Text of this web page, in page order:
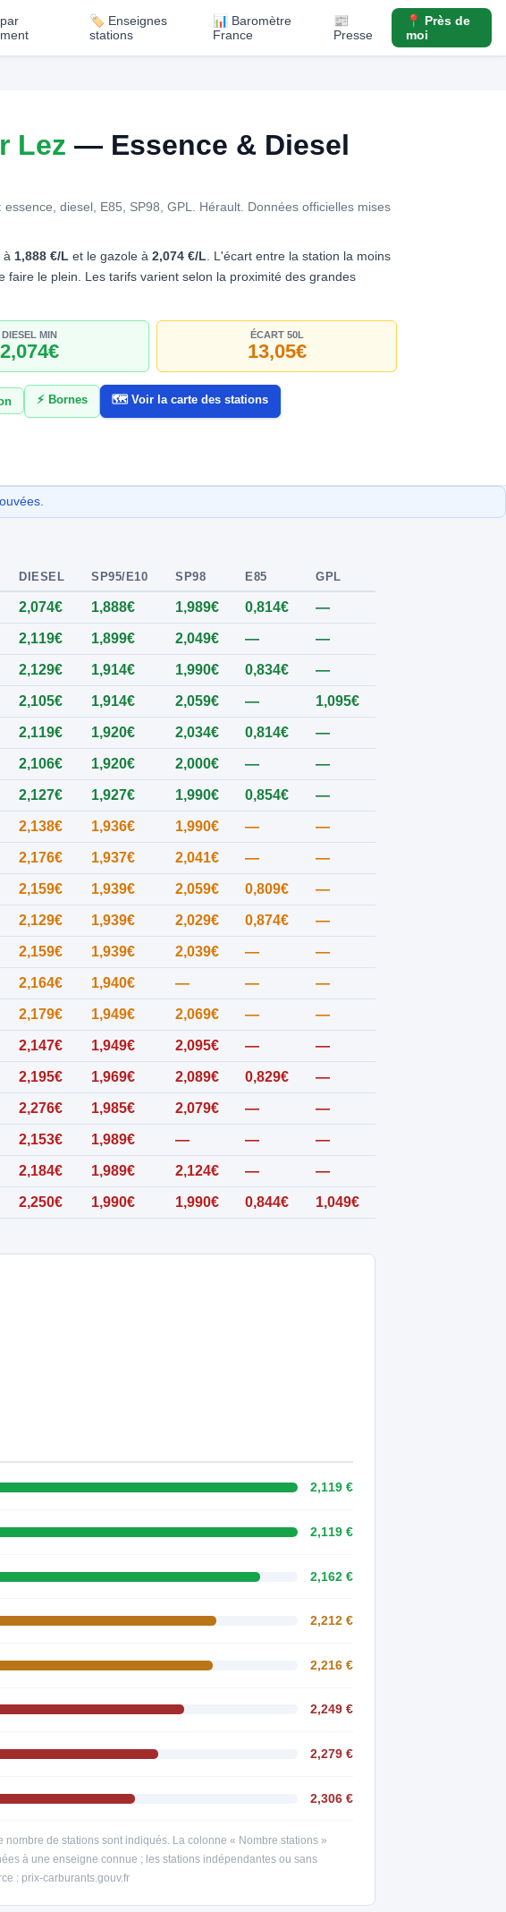
🏷️ Enseignes
stations
📊 Baromètre
France
📰
Presse
📍 Près de
moi
Lez — Essence & Diesel
diesel, E85, SP98, GPL. Hérault. Données officielles mises
à 1,888 €/L et le gazole à 2,074 €/L . L'écart entre la station la moins
le plein. Les tarifs varient selon la proximité des grandes
DIESEL MIN
2,074€
ÉCART 50L
13,05€
⚡ Bornes 🗺️ Voir la carte des stations
DIESEL SP95/E10 SP98 E85 GPL
2,074€ 1,888€ 1,989€ 0,814€ —
2,119€ 1,899€ 2,049€ — —
2,129€ 1,914€ 1,990€ 0,834€ —
2,105€ 1,914€ 2,059€ — 1,095€
2,119€ 1,920€ 2,034€ 0,814€ —
2,106€ 1,920€ 2,000€ — —
2,127€ 1,927€ 1,990€ 0,854€ —
2,138€ 1,936€ 1,990€ — —
2,176€ 1,937€ 2,041€ — —
2,159€ 1,939€ 2,059€ 0,809€ —
2,129€ 1,939€ 2,029€ 0,874€ —
2,159€ 1,939€ 2,039€ — —
2,164€ 1,940€ — — —
2,179€ 1,949€ 2,069€ — —
2,147€ 1,949€ 2,095€ — —
2,195€ 1,969€ 2,089€ 0,829€ —
2,276€ 1,985€ 2,079€ — —
2,153€ 1,989€ — — —
2,184€ 1,989€ 2,124€ — —
2,250€ 1,990€ 1,990€ 0,844€ 1,049€
2,119 €
2,119 €
2,162 €
2,212 €
2,216 €
2,249 €
2,279 €
2,306 €
de stations sont indiqués. La colonne « Nombre stations »
à une enseigne connue ; les stations indépendantes ou sans
: prix-carburants.gouv.fr